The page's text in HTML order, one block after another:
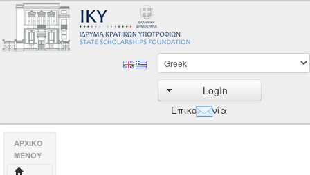
LogIn
Επικοινωνία
AΡΧΙΚΟ
ΜΕΝΟΥ